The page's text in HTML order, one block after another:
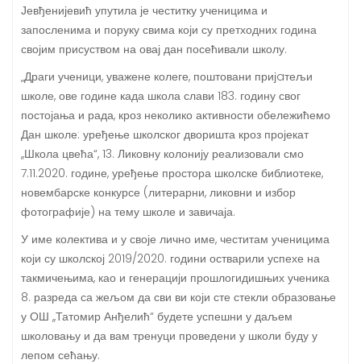
Јевђенијевић упутила је честитку ученицима и
запосленима и поруку свима који су претходних година
својим присуством на овај дан посећивали школу.
„Драги ученици, уважене колеге, поштовани пријaтељи
школе, ове године када школа слави 183. годину свог
постојања и рада, кроз неколико активности обележићемо
Дан школе: уређење школског дворишта кроз пројекат
,,Школа цвећа“, 13. Ликовну колонију реализовали смо
7.11.2020. године, уређење простора школске библиотеке,
новембарске конкурсе (литерарни, ликовни и избор
фотографије) на тему школе и завичаја.
У име колектива и у своје лично име, честитам ученицима
који су школској 2019/2020. години остварили успехе на
такмичењима, као и генерацији прошлогидишњих ученика
8. разреда са жељом да сви ви који сте стекли образовање
у ОШ ,,Татомир Анђелић“ будете успешни у даљем
школовању и да вам тренуци проведени у школи буду у
лепом сећању.